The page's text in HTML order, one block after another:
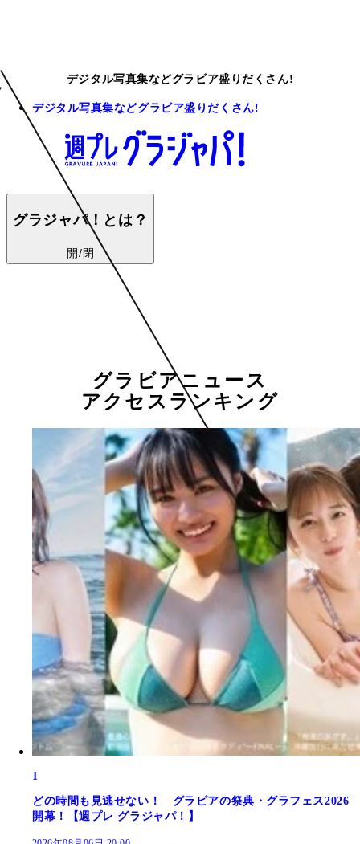
デジタル写真集などグラビア盛りだくさん!
デジタル写真集などグラビア盛りだくさん!
グラジャパ！とは？
開/閉
グラビアニュース
アクセスランキング
1
どの時間も見逃せない！ グラビアの祭典・グラフェス2026
開幕！【週プレ グラジャパ！】